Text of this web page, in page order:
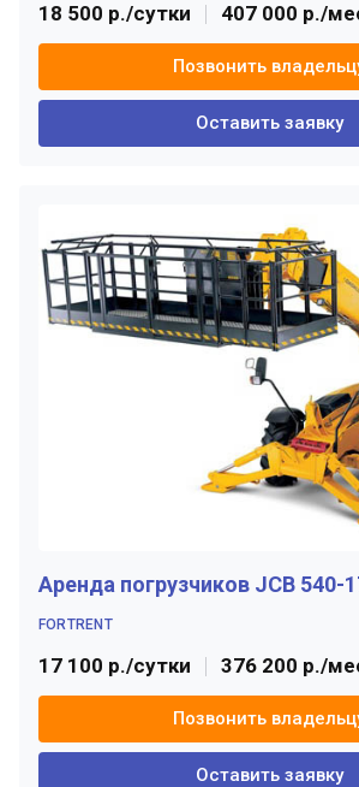
18 500 р./сутки 407 000 р./
Позвонить
Оставить заявку
Аренда погрузчиков JCB 540-
FORTRENT
17 100 р./сутки 376 200 р./
Позвонить
Оставить заявку